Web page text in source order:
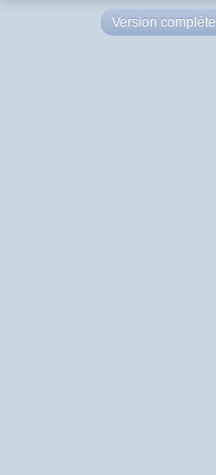
Version complète